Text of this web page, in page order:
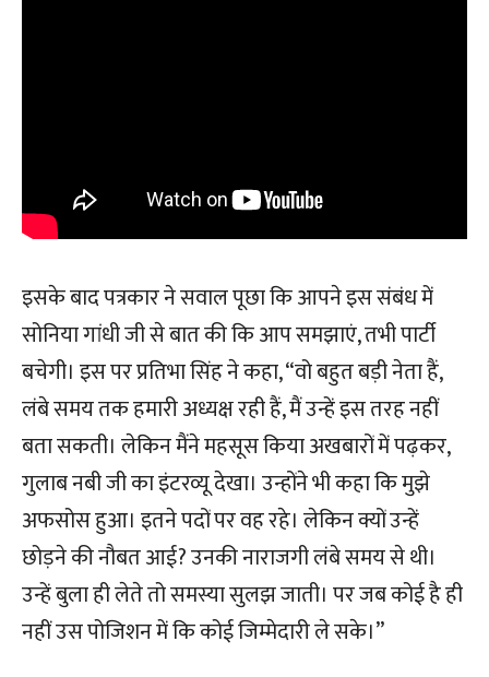
इसके बाद पत्रकार ने सवाल पूछा कि आपने इस संबंध में
सोनिया गांधी जी से बात की कि आप समझाएं, तभी पार्टी
बचेगी। इस पर प्रतिभा सिंह ने कहा, “वो बहुत बड़ी नेता हैं,
लंबे समय तक हमारी अध्यक्ष रही हैं, मैं उन्हें इस तरह नहीं
बता सकती। लेकिन मैंने महसूस किया अखबारों में पढ़कर,
गुलाब नबी जी का इंटरव्यू देखा। उन्होंने भी कहा कि मुझे
अफसोस हुआ। इतने पदों पर वह रहे। लेकिन क्यों उन्हें
छोड़ने की नौबत आई? उनकी नाराजगी लंबे समय से थी।
उन्हें बुला ही लेते तो समस्या सुलझ जाती। पर जब कोई है ही
नहीं उस पोजिशन में कि कोई जिम्मेदारी ले सके।”